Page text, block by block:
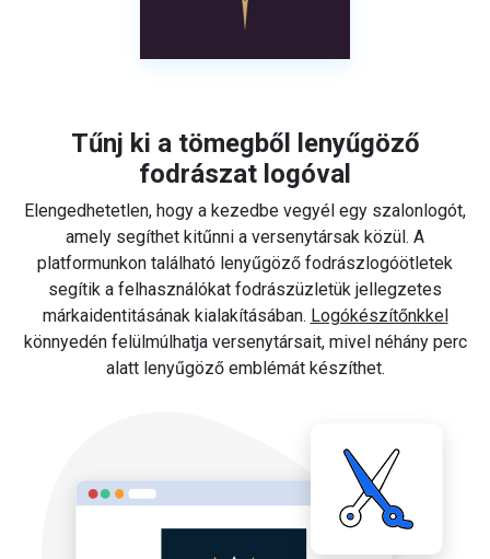
Tűnj ki a tömegből lenyűgöző
fodrászat logóval
Elengedhetetlen, hogy a kezedbe vegyél egy szalonlogót,
amely segíthet kitűnni a versenytársak közül. A
platformunkon található lenyűgöző fodrászlogóötletek
segítik a felhasználókat fodrászüzletük jellegzetes
márkaidentitásának kialakításában. Logókészítőnkkel
könnyedén felülmúlhatja versenytársait, mivel néhány perc
alatt lenyűgöző emblémát készíthet.